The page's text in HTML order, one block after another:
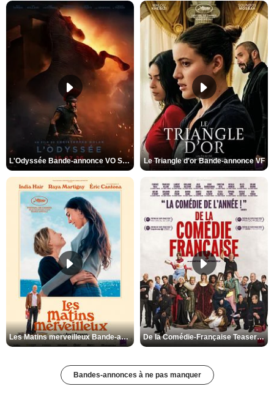
L'Odyssée Bande-annonce VO STFR Le Triangle d'or Bande-annonce VF
Les Matins merveilleux Bande-annonce VF De la Comédie-Française Teaser VF
Bandes-annonces à ne pas manquer